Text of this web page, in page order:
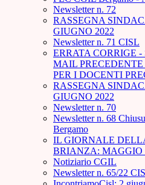
Newsletter n. 72
RASSEGNA
GIUGNO 2022
Newsletter n. 71 CISL
ERRATA CORRIGE
MAIL
PER I DOCENTI
RASSEGNA
GIUGNO 2022
Newsletter n. 70
Newsletter n. 68
Bergamo
IL GIORNALE
BRIANZA: MAGGIO
Notiziario CGIL
Newsletter n. 65/22